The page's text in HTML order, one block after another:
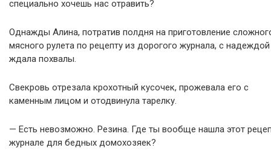
специально хочешь нас отравить?
Однажды Алина, потратив полдня на приготовление
мясного рулета по рецепту из дорогого журнала, с надеждой
ждала похвалы.
Свекровь отрезала крохотный кусочек, прожевала его с
каменным лицом и отодвинула тарелку.
— Есть невозможно. Резина. Где ты вообще нашла этот
журнале для бедных домохозяек?